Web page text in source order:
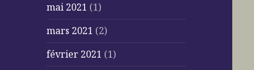
mai 2021 (1)
mars 2021 (2)
février 2021 (1)